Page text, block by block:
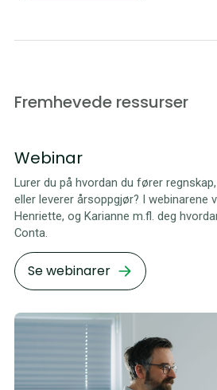
Fremhevede ressurser
Webinar
Lurer du på hvordan du fører
eller leverer årsoppgjør? I webinarene
Henriette, og Karianne m.fl. deg
Conta.
Se webinarer